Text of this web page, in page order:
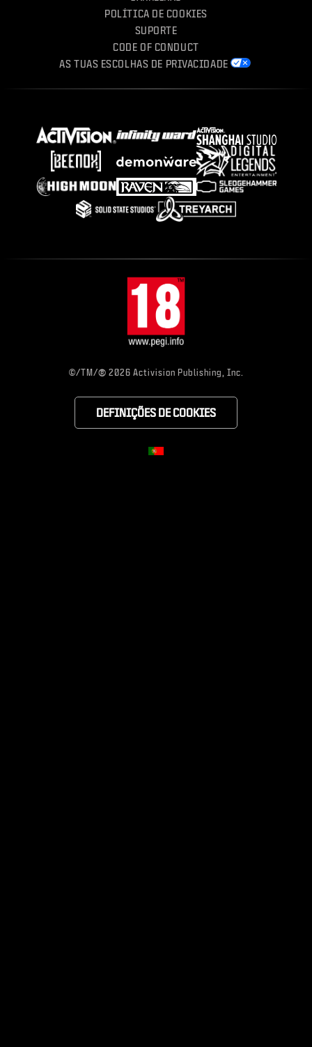
POLÍTICA DE COOKIES
SUPORTE
CODE OF CONDUCT
AS TUAS ESCOLHAS DE PRIVACIDADE
©/TM/® 2026 Activision Publishing, Inc.
DEFINIÇÕES DE COOKIES
CHOOSE YOUR